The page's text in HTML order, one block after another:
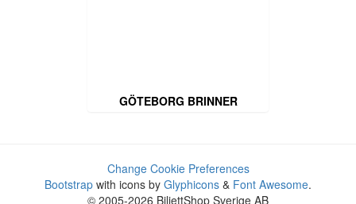
GÖTEBORG BRINNER
Change Cookie Preferences
Bootstrap with icons by Glyphicons & Font Awesome.
© 2005-2026 BiljettShop Sverige AB